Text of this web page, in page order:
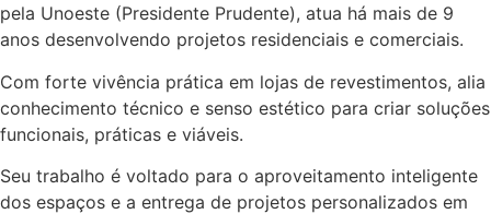
pela Unoeste (Presidente Prudente), atua há mais de 9
anos desenvolvendo projetos residenciais e comerciais.
Com forte vivência prática em lojas de revestimentos, alia
conhecimento técnico e senso estético para criar soluções
funcionais, práticas e viáveis.
Seu trabalho é voltado para o aproveitamento inteligente
dos espaços e a entrega de projetos personalizados em